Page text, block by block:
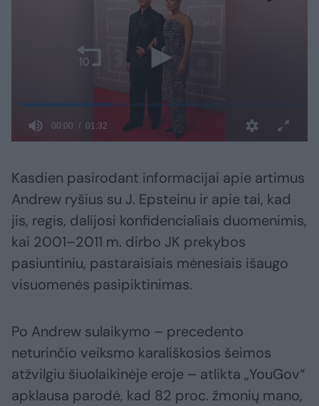
Kasdien pasirodant informacijai apie artimus
Andrew ryšius su J. Epsteinu ir apie tai, kad
jis, regis, dalijosi konfidencialiais duomenimis,
kai 2001–2011 m. dirbo JK prekybos
pasiuntiniu, pastaraisiais mėnesiais išaugo
visuomenės pasipiktinimas.
Po Andrew sulaikymo – precedento
neturinčio veiksmo karališkosios šeimos
atžvilgiu šiuolaikinėje eroje – atlikta „YouGov“
apklausa parodė, kad 82 proc. žmonių mano,